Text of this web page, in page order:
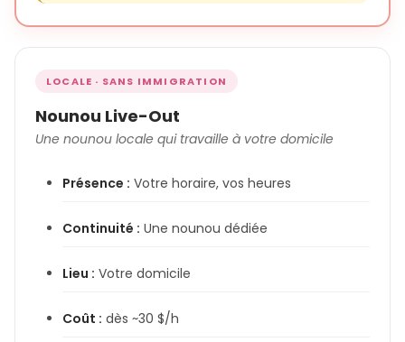
LOCALE · SANS IMMIGRATION
Nounou Live-Out
Une nounou locale qui travaille à votre domicile
Présence : Votre horaire, vos heures
Continuité : Une nounou dédiée
Lieu : Votre domicile
Coût : dès ~30 $/h